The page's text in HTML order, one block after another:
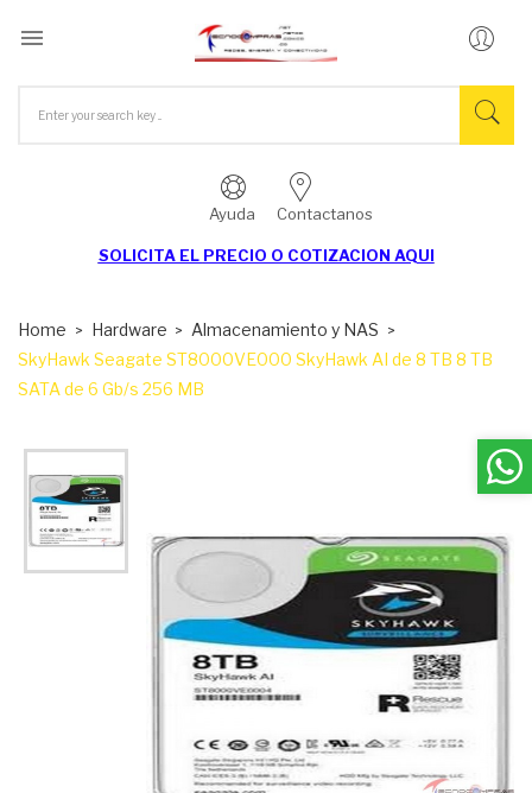

Ayuda Contactanos
SOLICITA EL PRECIO O COTIZACION AQUI
Home Hardware
Almacenamiento y NAS
SkyHawk Seagate ST8000VE000 SkyHawk AI de 8 TB 8 TB
SATA de 6 Gb/s 256 MB